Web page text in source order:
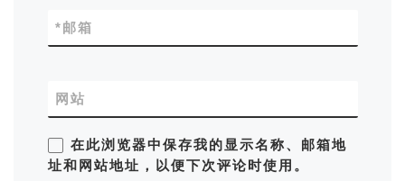
邮箱
*
网站
在此浏览器中保存我的显示名称、邮箱地
址和网站地址，以便下次评论时使用。